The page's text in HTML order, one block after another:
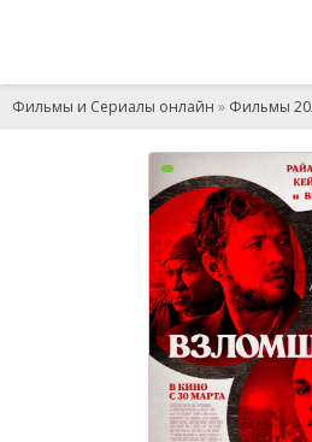
Фильмы и Сериалы онлайн » Фильмы